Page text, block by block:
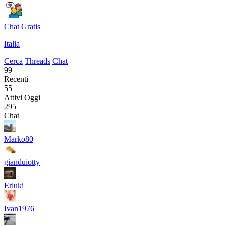
Chat Gratis
Italia
Cerca Threads Chat
99
Recenti
55
Attivi Oggi
295
Chat
Marko80
gianduiotty
Erluki
Ivan1976